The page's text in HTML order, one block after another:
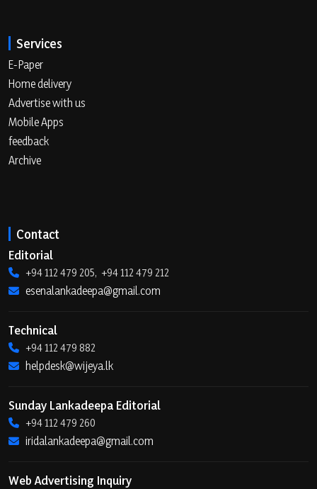
Services
E-Paper
Home delivery
Advertise with us
Mobile Apps
feedback
Archive
Contact
Editorial
+94 112 479 205, +94 112 479 212
esenalankadeepa@gmail.com
Technical
+94 112 479 882
helpdesk@wijeya.lk
Sunday Lankadeepa Editorial
+94 112 479 260
iridalankadeepa@gmail.com
Web Advertising Inquiry